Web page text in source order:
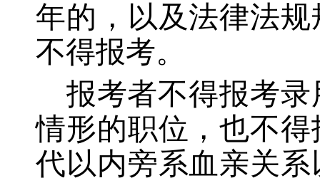
年的，以及法律法
不得报考。
报考者不得报考
情形的职位，也不
代以内旁系血亲关